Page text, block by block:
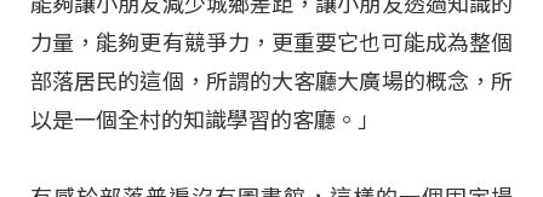
力量，能夠更有競爭力，更重要它也可能成為整個
部落居民的這個，所謂的大客廳大廣場的概念，所
以是一個全村的知識學習的客廳。」